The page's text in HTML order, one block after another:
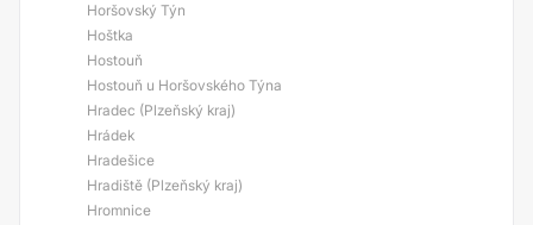
Horšovský Týn
Hoštka
Hostouň
Hostouň u Horšovského Týna
Hradec (Plzeňský kraj)
Hrádek
Hradešice
Hradiště (Plzeňský kraj)
Hromnice